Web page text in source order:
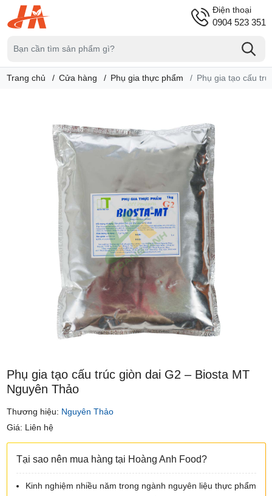
Điện thoại
0904 523 351
Trang chủ Cửa hàng Phụ gia thực phẩm Phụ gia tạo cấu
Phụ gia tạo cấu trúc giòn dai G2 – Biosta MT
Nguyên Thảo
Thương hiệu: Nguyên Thảo
Giá: Liên hệ
Tại sao nên mua hàng tại Hoàng Anh Food?
Kinh nghiệm nhiều năm trong ngành nguyên liệu thực phẩm